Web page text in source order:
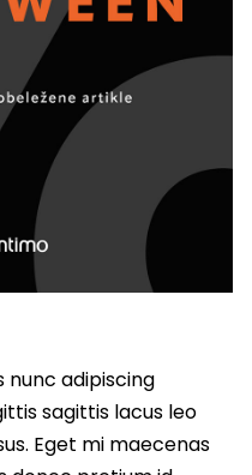
nunc adipiscing
sagittis lacus leo
Eget mi maecenas